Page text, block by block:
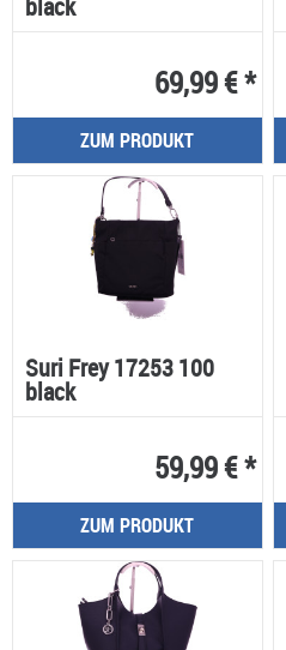
black
69,99 € *
ZUM PRODUKT
Suri Frey 17253 100
black
59,99 € *
ZUM PRODUKT